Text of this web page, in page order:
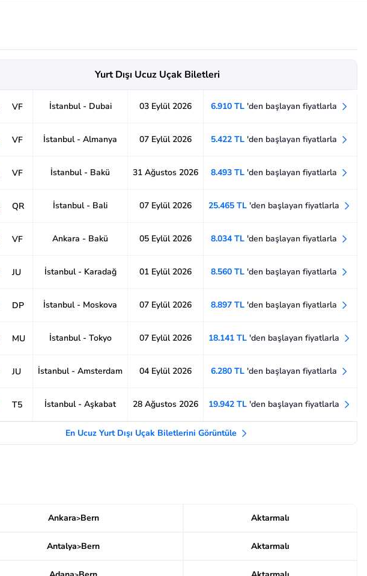
Yurt Dışı Ucuz Uçak Biletleri
VF İstanbul - Dubai 03 Eylül 2026 6.910 TL'den başlayan fiyatlarla
VF İstanbul - Almanya 07 Eylül 2026 5.422 TL'den başlayan fiyatlarla
VF İstanbul - Bakü 31 Ağustos 2026 8.493 TL'den başlayan fiyatlarla
QR İstanbul - Bali 07 Eylül 2026 25.465 TL'den başlayan fiyatlarla
VF Ankara - Bakü 05 Eylül 2026 8.034 TL'den başlayan fiyatlarla
JU İstanbul - Karadağ 01 Eylül 2026 8.560 TL'den başlayan fiyatlarla
DP İstanbul - Moskova 07 Eylül 2026 8.897 TL'den başlayan fiyatlarla
MU İstanbul - Tokyo 07 Eylül 2026 18.141 TL'den başlayan fiyatlarla
JU İstanbul - Amsterdam 04 Eylül 2026 6.280 TL'den başlayan fiyatlarla
T5 İstanbul - Aşkabat 28 Ağustos 2026 19.942 TL'den başlayan fiyatlarla
En Ucuz Yurt Dışı Uçak Biletlerini Görüntüle
Ankara>Bern Aktarmalı
Antalya>Bern Aktarmalı